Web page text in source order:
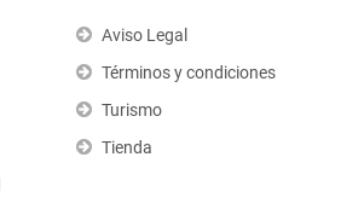
Aviso Legal
Términos y condiciones
Turismo
Tienda